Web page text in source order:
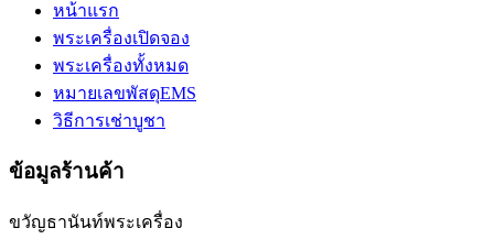
หน้าแรก
พระเครื่องเปิดจอง
พระเครื่องทั้งหมด
หมายเลขพัสดุEMS
วิธีการเช่าบูชา
ข้อมูลร้านค้า
ขวัญธานันท์พระเครื่อง